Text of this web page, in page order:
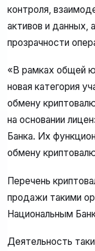
контроля,
активов и данных,
прозрачности
«В рамках общей
новая категория
обмену
на основании
Банка. Их
обмену
Перечень
продажи такими
Национальным
Деятельность